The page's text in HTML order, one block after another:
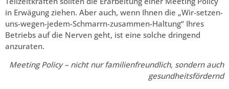
in Erwägung ziehen. Aber auch, wenn Ihnen die „Wir-setzen-
uns-wegen-jedem-Schmarrn-zusammen-Haltung“ Ihres
Betriebs auf die Nerven geht, ist eine solche dringend
anzuraten.
Meeting Policy – nicht nur familienfreundlich, sondern auch
gesundheitsfördernd